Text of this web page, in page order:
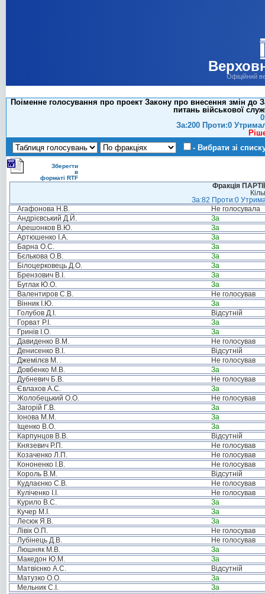
Офіційний
Поіменне голосування про проект Закону про внесення змін
питань військової
За:200 Проти:0
- Вибрати зі
Зберегти
в
форматі RTF
Фракція
За:82 Проти:0
Агафонова Н.В.
Не голосувала
Андрієвський Д.Й.
За
Арешонков В.Ю.
За
Артюшенко І.А.
За
Барна О.С.
За
Бєлькова О.В.
За
Білоцерковець Д.О.
За
Брензович В.І.
За
Буглак Ю.О.
За
Валентиров С.В.
Не голосував
Вінник І.Ю.
За
Голубов Д.І.
Відсутній
Горват Р.І.
За
Гринів І.О.
За
Давиденко В.М.
Не голосував
Денисенко В.І.
Відсутній
Джемілєв М. .
Не голосував
Довбенко М.В.
За
Дубневич Б.В.
Не голосував
Євлахов А.С.
За
Жолобецький О.О.
Не голосував
Загорій Г.В.
За
Іонова М.М.
За
Іщенко В.О.
За
Карпунцов В.В.
Відсутній
Князевич Р.П.
Не голосував
Козаченко Л.П.
Не голосував
Кононенко І.В.
Не голосував
Король В.М.
Відсутній
Кудлаєнко С.В.
Не голосував
Куліченко І.І.
Не голосував
Курило В.С.
За
Кучер М.І.
За
Лесюк Я.В.
За
Лівік О.П.
Не голосував
Лубінець Д.В.
Не голосував
Люшняк М.В.
За
Македон Ю.М.
За
Матвієнко А.С.
Відсутній
Матузко О.О.
За
Мельник С.І.
За